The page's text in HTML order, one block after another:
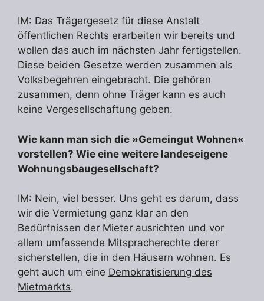
IM: Das Trägergesetz für diese Anstalt
öffentlichen Rechts erarbeiten wir bereits und
wollen das auch im nächsten Jahr fertigstellen.
Diese beiden Gesetze werden zusammen als
Volksbegehren eingebracht. Die gehören
zusammen, denn ohne Träger kann es auch
keine Vergesellschaftung geben.
Wie kann man sich die »Gemeingut Wohnen«
vorstellen? Wie eine weitere landeseigene
Wohnungsbaugesellschaft?
IM: Nein, viel besser. Uns geht es darum, dass
wir die Vermietung ganz klar an den
Bedürfnissen der Mieter ausrichten und vor
allem umfassende Mitspracherechte derer
sicherstellen, die in den Häusern wohnen. Es
geht auch um eine Demokratisierung des
Mietmarkts.